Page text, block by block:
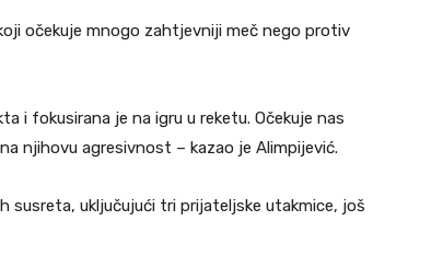
očekuje mnogo zahtjevniji meč nego protiv
i fokusirana je na igru u reketu. Očekuje nas
njihovu agresivnost – kazao je Alimpijević.
susreta, uključujući tri prijateljske utakmice, još